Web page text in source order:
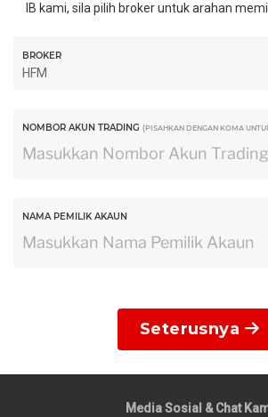
IB kami, sila pilih broker untuk arahan
BROKER
NOMBOR AKUN TRADING (PISAHKAN DENGAN KOMA
NAMA PEMILIK AKAUN
Seterusnya
Media Sosial & Chat